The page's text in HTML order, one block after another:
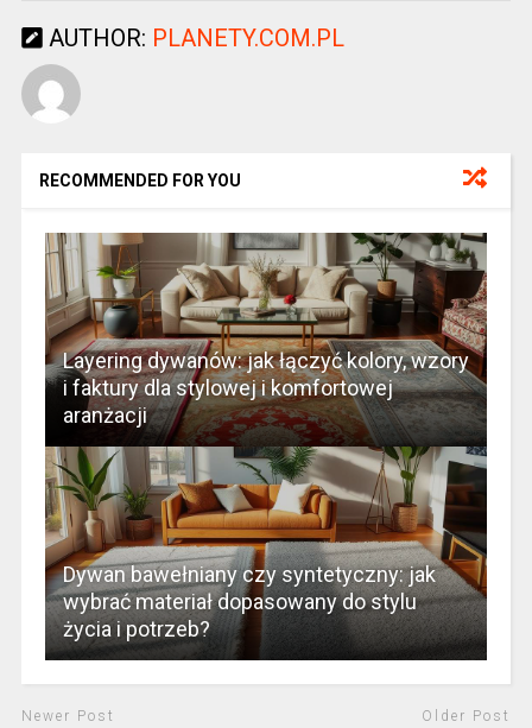
AUTHOR: PLANETY.COM.PL
RECOMMENDED FOR YOU
Layering dywanów: jak łączyć kolory, wzory
i faktury dla stylowej i komfortowej
aranżacji
Dywan bawełniany czy syntetyczny: jak
wybrać materiał dopasowany do stylu
życia i potrzeb?
Newer Post Older Post